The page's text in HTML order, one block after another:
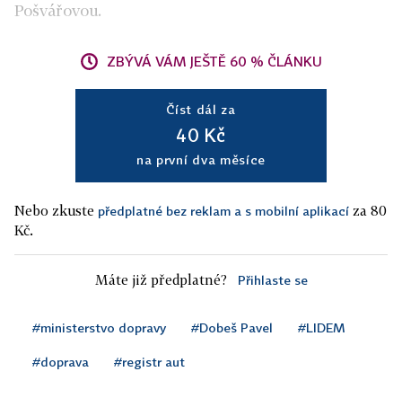
Pošvářovou.
ZBÝVÁ VÁM JEŠTĚ 60 % ČLÁNKU
Číst dál za
40 Kč
na první dva měsíce
Nebo zkuste předplatné bez reklam a s mobilní aplikací za 80
Kč.
Máte již předplatné? Přihlaste se
#ministerstvo dopravy #Dobeš Pavel #LIDEM
#doprava #registr aut